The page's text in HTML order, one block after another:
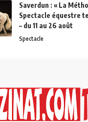
Saverdun : « La
Spectacle équestre
– du 11 au 26 août
Spectacle